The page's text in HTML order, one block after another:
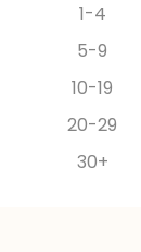
1-4
5-9
10-19
20-29
30+